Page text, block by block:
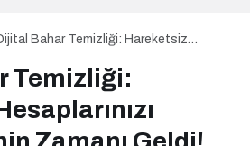
Bahar Temizliği: Hareketsiz
Geldi!Temizliği: